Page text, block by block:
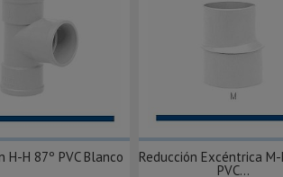
H-H 87º PVC Blanco Reducción Excéntrica
PVC...